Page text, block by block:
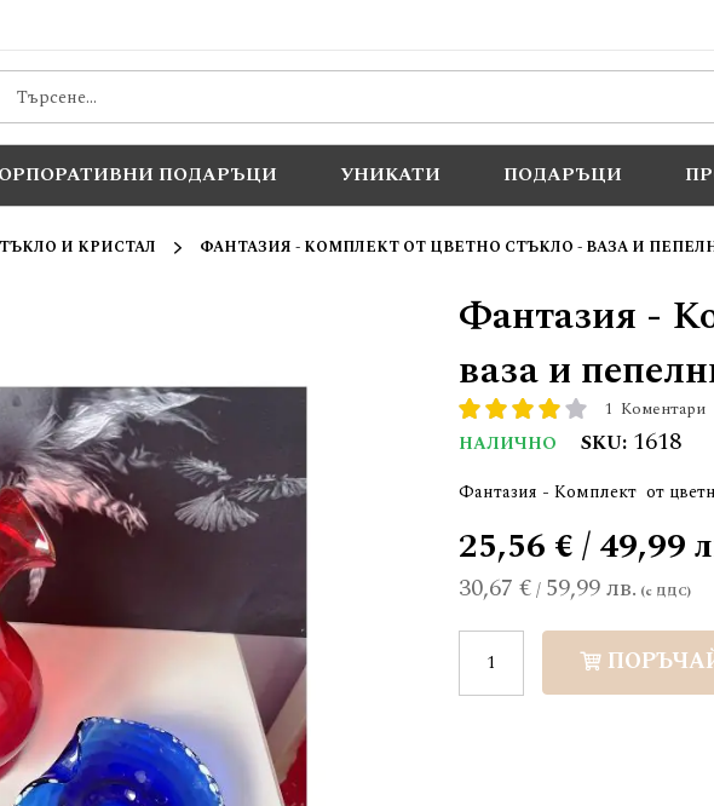
ПОДАРЪЦИ УНИКАТИ ПОДАРЪЦИ
И КРИСТАЛ ФАНТАЗИЯ - КОМПЛЕКТ ОТ ЦВЕТНО СТЪКЛО - ВАЗА И
Фантазия -
ваза и
рейтинг: 1 Коментари
НАЛИЧНО SKU 1618
Фантазия - Комплект от
30,67 €/ 59,99 лв.
25,56 € / 49,99